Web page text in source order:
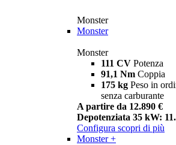
Monster
Monster
Monster
111 CV Potenza
91,1 Nm Coppia
175 kg Peso in
senza carburante
A partire da 12.890 €
Depotenziata 35 kW:
Configura scopri di più
Monster +